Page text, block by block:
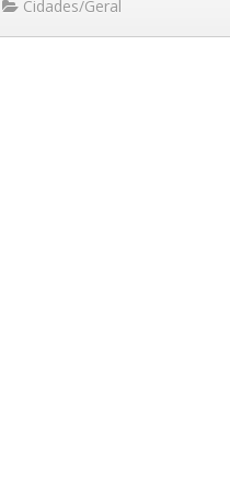
Cidades/Geral